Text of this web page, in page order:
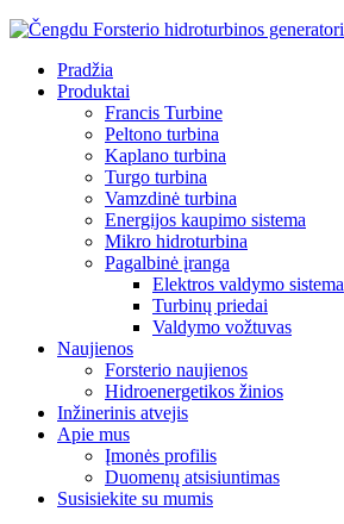
Pradžia
Produktai
Francis Turbine
Peltono turbina
Kaplano turbina
Turgo turbina
Vamzdinė turbina
Energijos kaupimo sistema
Mikro hidroturbina
Pagalbinė įranga
Elektros valdymo sistema
Turbinų priedai
Valdymo vožtuvas
Naujienos
Forsterio naujienos
Hidroenergetikos žinios
Inžinerinis atvejis
Apie mus
Įmonės profilis
Duomenų atsisiuntimas
Susisiekite su mumis